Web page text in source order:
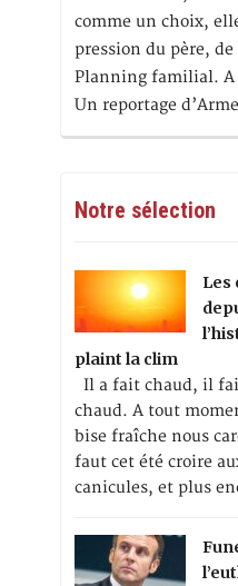
comme un choix,
pression du père,
Planning familial. A
Un reportage
Notre sélection
Les
plaint la clim
Il a fait chaud, il
chaud. A tout
bise fraîche nous
faut cet été croire
canicules, et plus